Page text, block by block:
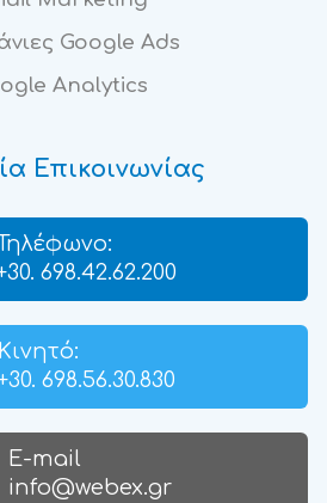
Google Ads
Analytics
Επικοινωνίας
698.42.62.200
Κινητό:
698.56.30.830
Ε-mail
info@webex.gr